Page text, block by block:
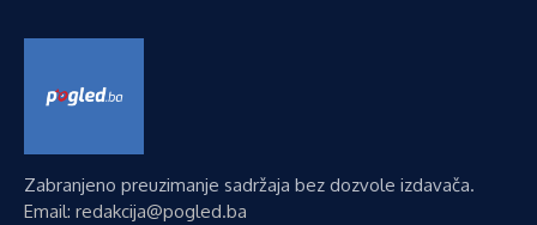
Zabranjeno preuzimanje sadržaja bez dozvole izdavača.
Email: redakcija@pogled.ba